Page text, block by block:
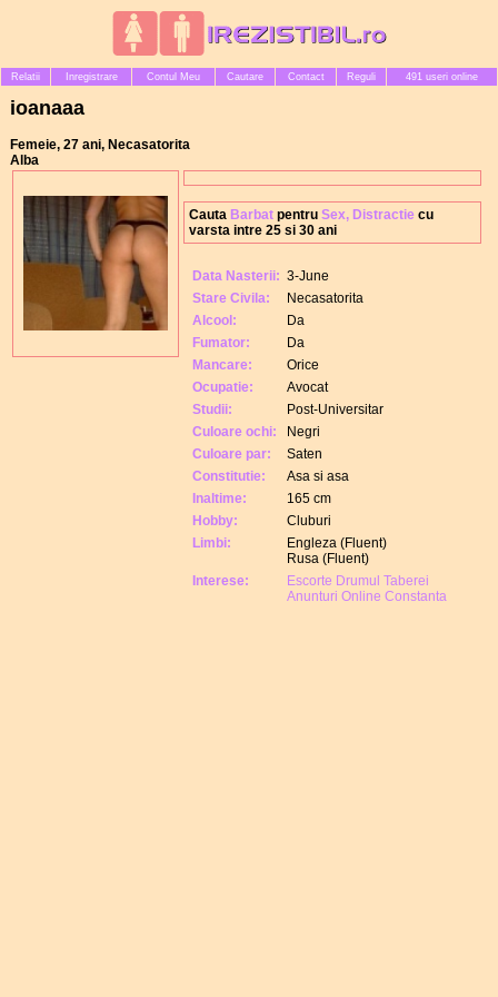
Relatii Inregistrare Contul Meu Cautare Contact Reguli 491 useri online
ioanaaa
Femeie, 27 ani, Necasatorita
Alba
Cauta Barbat pentru Sex, Distractie cu
varsta intre 25 si 30 ani
Data Nasterii: 3-June
Stare Civila:
Necasatorita
Alcool:
Da
Fumator:
Da
Mancare:
Orice
Ocupatie:
Avocat
Studii:
Post-Universitar
Culoare ochi:
Negri
Culoare par:
Saten
Constitutie:
Asa si asa
Inaltime:
165 cm
Hobby:
Cluburi
Limbi:
Engleza (Fluent)
Rusa (Fluent)
Interese:
Escorte Drumul Taberei
Anunturi Online Constanta